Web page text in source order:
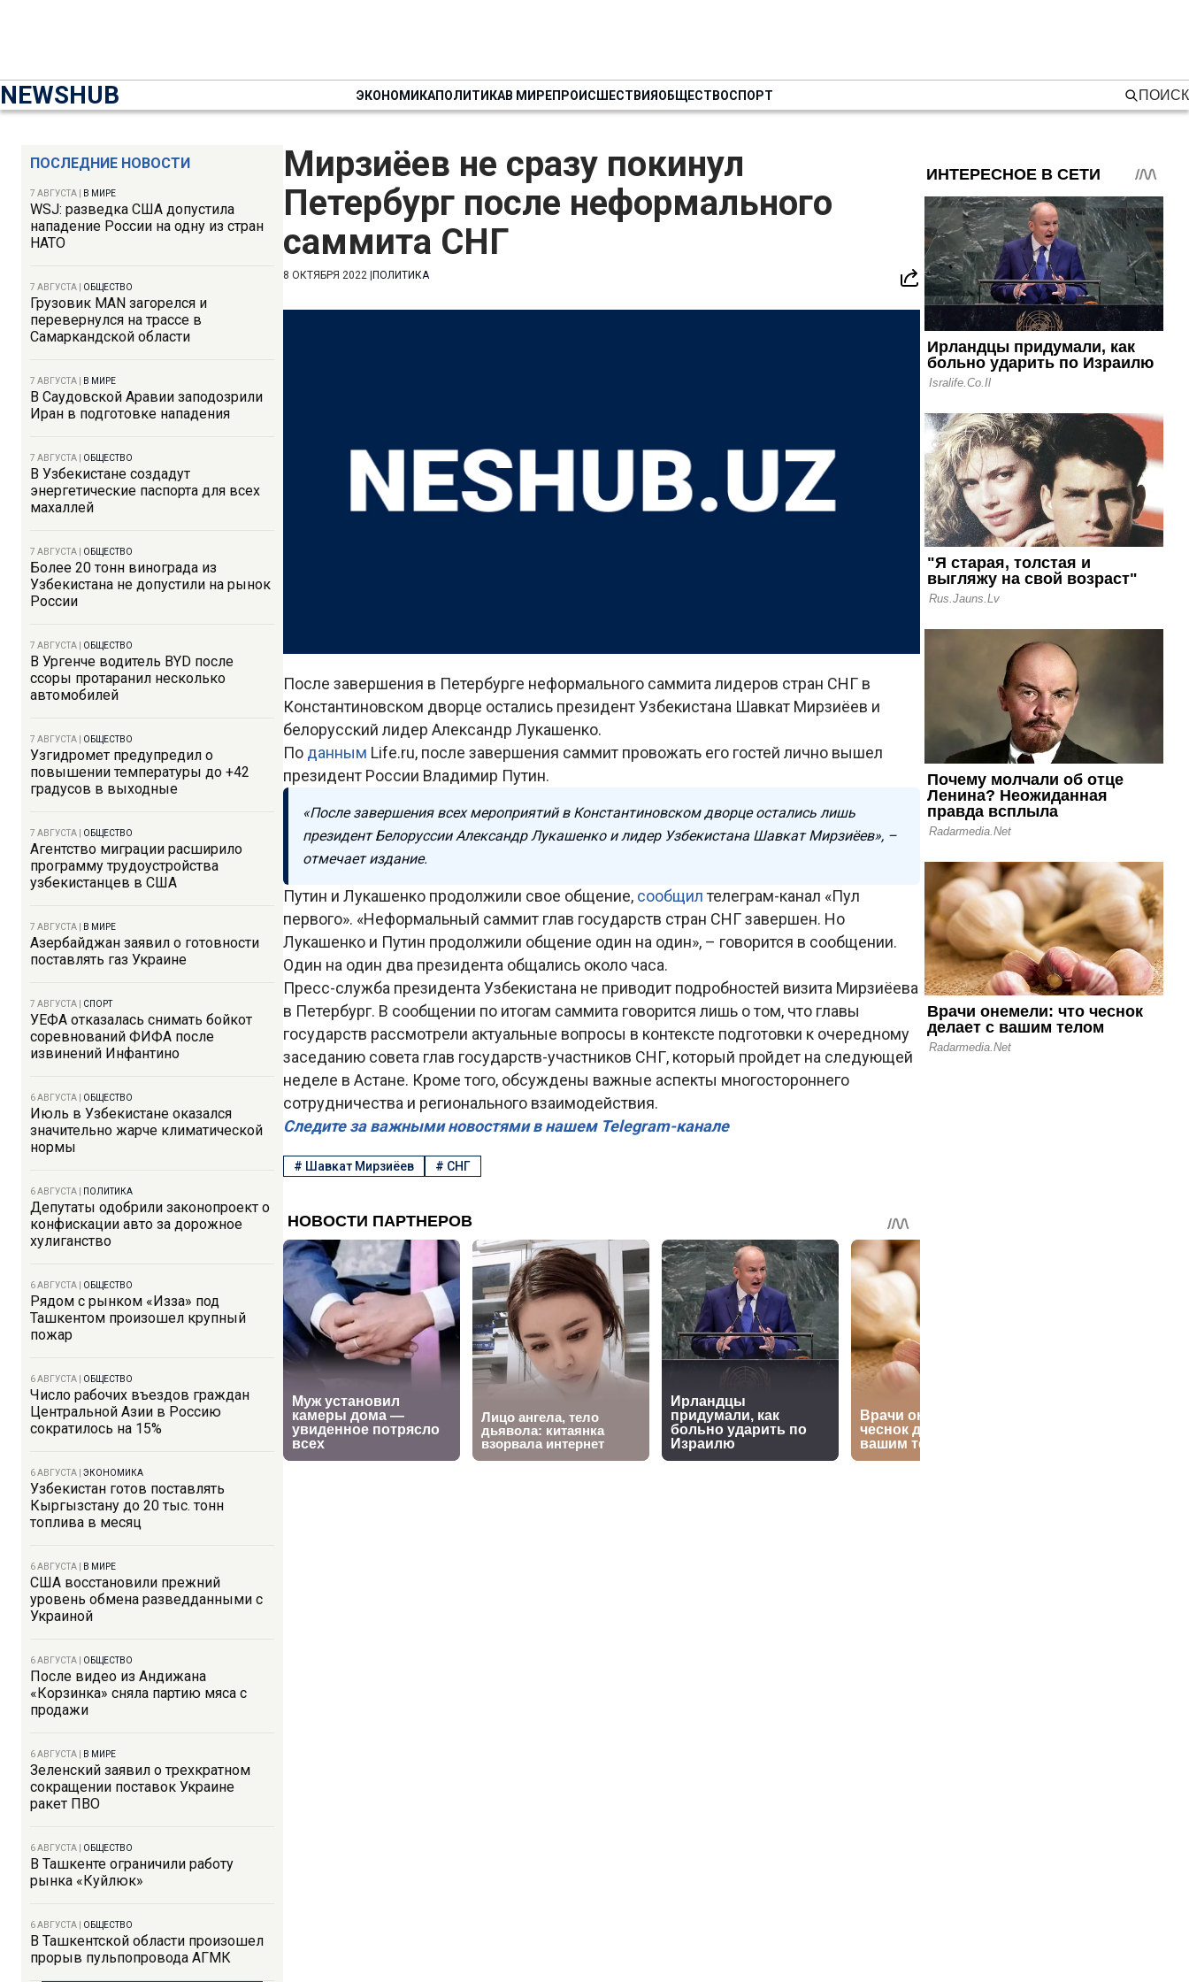
NEWSHUB ЭКОНОМИКАПОЛИТИКАВ МИРЕПРОИСШЕСТВИЯОБЩЕСТВОСПОРТ ПОИСК
ПОСЛЕДНИЕ НОВОСТИ
7 АВГУСТА В МИРЕ
WSJ: разведка США допустила
нападение России на одну из стран
НАТО
7 АВГУСТА ОБЩЕСТВО
Грузовик MAN загорелся и
перевернулся на трассе в
Самаркандской области
7 АВГУСТА В МИРЕ
В Саудовской Аравии заподозрили
Иран в подготовке нападения
7 АВГУСТА ОБЩЕСТВО
В Узбекистане создадут
энергетические паспорта для всех
махаллей
7 АВГУСТА ОБЩЕСТВО
Более 20 тонн винограда из
Узбекистана не допустили на рынок
России
7 АВГУСТА ОБЩЕСТВО
В Ургенче водитель BYD после
ссоры протаранил несколько
автомобилей
7 АВГУСТА ОБЩЕСТВО
Узгидромет предупредил о
повышении температуры до +42
градусов в выходные
7 АВГУСТА ОБЩЕСТВО
Агентство миграции расширило
программу трудоустройства
узбекистанцев в США
7 АВГУСТА В МИРЕ
Азербайджан заявил о готовности
поставлять газ Украине
7 АВГУСТА СПОРТ
УЕФА отказалась снимать бойкот
соревнований ФИФА после
извинений Инфантино
6 АВГУСТА ОБЩЕСТВО
Июль в Узбекистане оказался
значительно жарче климатической
нормы
6 АВГУСТА ПОЛИТИКА
Депутаты одобрили законопроект о
конфискации авто за дорожное
хулиганство
6 АВГУСТА ОБЩЕСТВО
Рядом с рынком «Изза» под
Ташкентом произошел крупный
пожар
6 АВГУСТА ОБЩЕСТВО
Число рабочих въездов граждан
Центральной Азии в Россию
сократилось на 15%
6 АВГУСТА ЭКОНОМИКА
Узбекистан готов поставлять
Кыргызстану до 20 тыс. тонн
топлива в месяц
6 АВГУСТА В МИРЕ
США восстановили прежний
уровень обмена разведданными с
Украиной
6 АВГУСТА ОБЩЕСТВО
После видео из Андижана
«Корзинка» сняла партию мяса с
продажи
6 АВГУСТА В МИРЕ
Зеленский заявил о трехкратном
сокращении поставок Украине
ракет ПВО
6 АВГУСТА ОБЩЕСТВО
В Ташкенте ограничили работу
рынка «Куйлюк»
6 АВГУСТА ОБЩЕСТВО
В Ташкентской области произошел
прорыв пульпопровода АГМК
Мирзиёев не сразу покинул
Петербург после неформального
саммита СНГ
8 ОКТЯБРЯ 2022 ПОЛИТИКА
После завершения в Петербурге неформального саммита лидеров стран СНГ в
Константиновском дворце остались президент Узбекистана Шавкат Мирзиёев и
белорусский лидер Александр Лукашенко.
По данным Life.ru, после завершения саммит провожать его гостей лично вышел
президент России Владимир Путин.
«После завершения всех мероприятий в Константиновском дворце остались лишь
президент Белоруссии Александр Лукашенко и лидер Узбекистана Шавкат Мирзиёев», –
отмечает издание.
Путин и Лукашенко продолжили свое общение, сообщилтелеграм-канал «Пул
первого». «Неформальный саммит глав государств стран СНГ завершен. Но
Лукашенко и Путин продолжили общение один на один», – говорится в сообщении.
Один на один два президента общались около часа.
Пресс-служба президента Узбекистана не приводит подробностей визита Мирзиёева
в Петербург. В сообщении по итогам саммита говорится лишь о том, что главы
государств рассмотрели актуальные вопросы в контексте подготовки к очередному
заседанию совета глав государств-участников СНГ, который пройдет на следующей
неделе в Астане. Кроме того, обсуждены важные аспекты многостороннего
сотрудничества и регионального взаимодействия.
Следите за важными новостями в нашем Telegram-канале
# Шавкат Мирзиёев # СНГ